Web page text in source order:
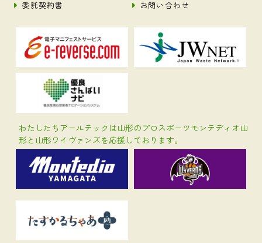
委託契約書
お問い合わせ
わたしたちアールテックは山形のプロスポーツモンテディオ山
形と山形ワイヴァンズを応援しております。